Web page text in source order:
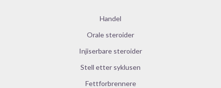
Handel
Orale steroider
Injiserbare steroider
Stell etter syklusen
Fettforbrennere